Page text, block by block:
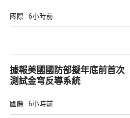
國際 6小時前
據報美國國防部擬年底前首次
測試金穹反導系統
國際 6小時前